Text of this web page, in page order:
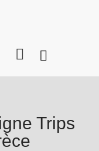
Trips